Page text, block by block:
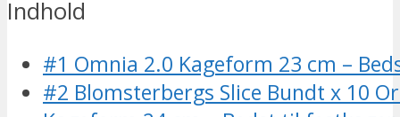
Indhold
#1 Omnia 2.0 Kageform 23 cm –
#2 Blomsterbergs Slice Bundt x 10